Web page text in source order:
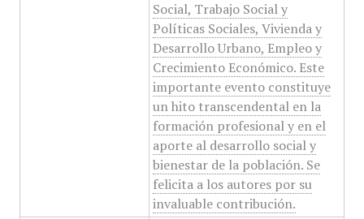
Social, Trabajo Social y
Políticas Sociales, Vivienda y
Desarrollo Urbano, Empleo y
Crecimiento Económico. Este
importante evento constituye
un hito transcendental en la
formación profesional y en el
aporte al desarrollo social y
bienestar de la población. Se
felicita a los autores por su
invaluable contribución.